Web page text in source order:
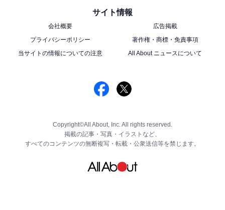
サイト情報
会社概要
広告掲載
プライバシーポリシー
著作権・商標・免責事項
当サイトの情報についての注意
All About ニュースについて
Copyright©All About, Inc. All rights reserved.
掲載の記事・写真・イラストなど、
すべてのコンテンツの無断複写・転載・公衆送信等を禁じます。